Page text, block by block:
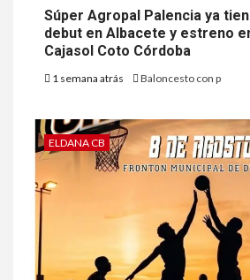
Súper Agropal Palencia ya
debut en Albacete y estreno
Cajasol Coto Córdoba
1 semana atrás Baloncesto con p
ELDANA CB